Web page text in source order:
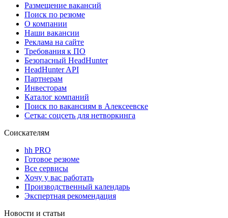
Размещение вакансий
Поиск по резюме
О компании
Наши вакансии
Реклама на сайте
Требования к ПО
Безопасный HeadHunter
HeadHunter API
Партнерам
Инвесторам
Каталог компаний
Поиск по вакансиям в Алексеевске
Сетка: соцсеть для нетворкинга
Соискателям
hh PRO
Готовое резюме
Все сервисы
Хочу у вас работать
Производственный календарь
Экспертная рекомендация
Новости и статьи